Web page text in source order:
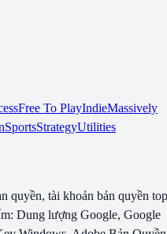
Free To PlayIndieMassively
SportsStrategyUtilities
quyền, tài khoản bản quyền top
Dung lượng Google, Google